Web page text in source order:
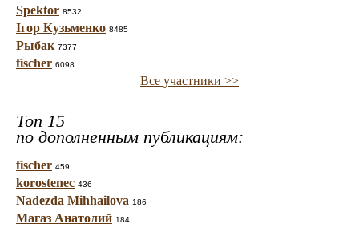
Spektor 8532
Ігор Кузьменко 8485
Рыбак 7377
fischer 6098
Все участники >>
Топ 15
по дополненным публикациям:
fischer 459
korostenec 436
Nadezda Mihhailova 186
Магаз Анатолий 184